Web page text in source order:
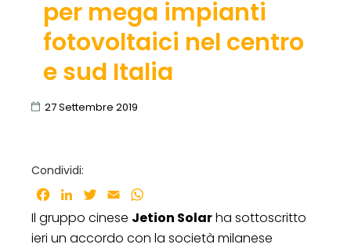
per mega impianti
fotovoltaici nel centro
e sud Italia
27 Settembre 2019
Condividi:
Facebook
LinkedInTwitter
Email
Il gruppo cinese Jetion Solarha sottoscritto
ieri un accordo con la società milanese